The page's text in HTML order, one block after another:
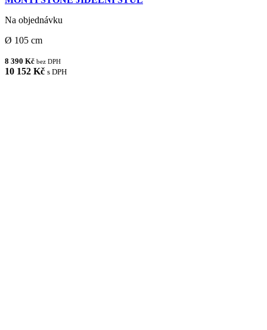
Na objednávku
Ø 105 cm
8 390 Kč bez DPH
10 152 Kč s DPH